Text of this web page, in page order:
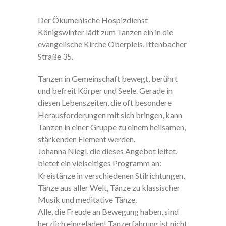
Der Ökumenische Hospizdienst
Königswinter lädt zum Tanzen ein in die
evangelische Kirche Oberpleis, Ittenbacher
Straße 35.
Tanzen in Gemeinschaft bewegt, berührt
und befreit Körper und Seele. Gerade in
diesen Lebenszeiten, die oft besondere
Herausforderungen mit sich bringen, kann
Tanzen in einer Gruppe zu einem heilsamen,
stärkenden Element werden.
Johanna Niegl, die dieses Angebot leitet,
bietet ein vielseitiges Programm an:
Kreistänze in verschiedenen Stilrichtungen,
Tänze aus aller Welt, Tänze zu klassischer
Musik und meditative Tänze.
Alle, die Freude an Bewegung haben, sind
herzlich eingeladen! Tanzerfahrung ist nicht